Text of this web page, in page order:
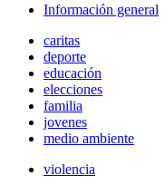
Información general
caritas
deporte
educación
elecciones
familia
jovenes
medio ambiente
violencia